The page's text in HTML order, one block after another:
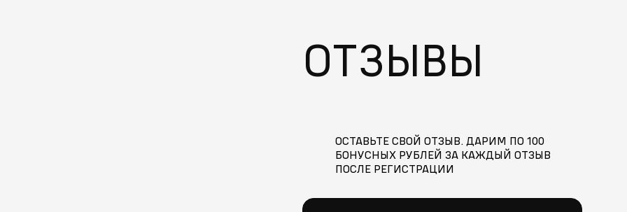
ОТЗЫВЫ
ОСТАВЬТЕ СВОЙ ОТЗЫВ. ДАРИМ ПО 100
БОНУСНЫХ РУБЛЕЙ ЗА КАЖДЫЙ ОТЗЫВ
ПОСЛЕ РЕГИСТРАЦИИ